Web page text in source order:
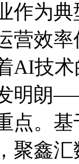
作为
营效率
技术
明朗——
。基
，聚